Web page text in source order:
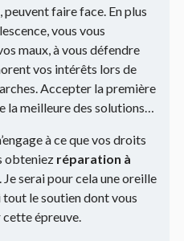
peuvent faire face. En plus
vous vous
maux, à vous défendre
vos intérêts lors de
Accepter la première
la meilleure des solutions…
à ce que vos droits
obteniez réparation à
Je serai pour cela une oreille
le soutien dont vous
épreuve.